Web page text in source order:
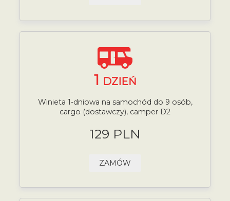
1 DZIEŃ
Winieta 1-dniowa na samochód do 9 osób,
cargo (dostawczy), camper D2
129 PLN
ZAMÓW